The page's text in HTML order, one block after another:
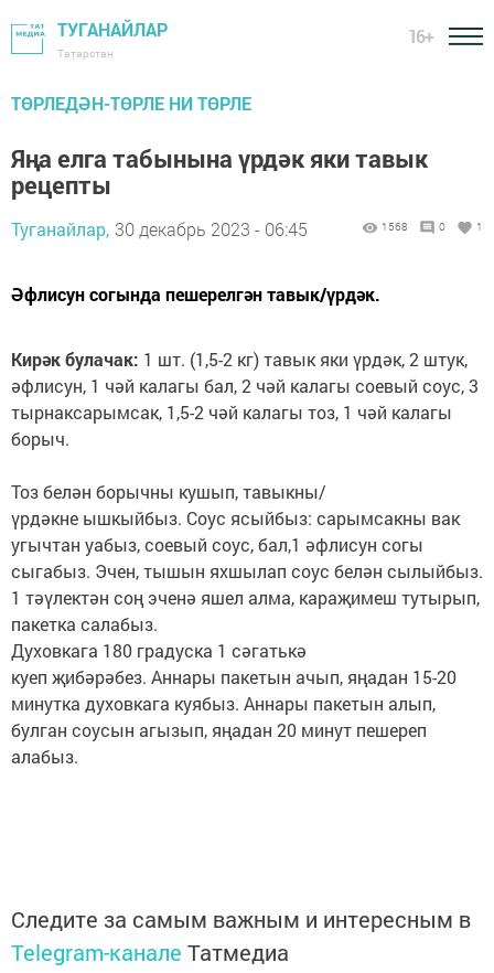
ТУГАНАЙЛАР
Татарстан
16+
ТӨРЛЕДӘН-ТӨРЛЕ НИ ТӨРЛЕ
Яңа елга табынына үрдәк яки тавык
рецепты
Туганайлар, 30 декабрь 2023 - 06:45 1568 0 1
Әфлисун согында пешерелгән тавык/үрдәк.
Кирәк булачак: 1 шт. (1,5-2 кг) тавык яки үрдәк, 2 штук,
әфлисун, 1 чәй калагы бал, 2 чәй калагы соевый соус, 3
тырнаксарымсак, 1,5-2 чәй калагы тоз, 1 чәй калагы
борыч.
Тоз белән борычны кушып, тавыкны/
үрдәкне ышкыйбыз. Соус ясыйбыз: сарымсакны вак
угычтан уабыз, соевый соус, бал,1 әфлисун согы
сыгабыз. Эчен, тышын яхшылап соус белән сылыйбыз.
1 тәүлектән соң эченә яшел алма, караҗимеш тутырып,
пакетка салабыз.
Духовкага 180 градуска 1 сәгатькә
куеп җибәрәбез. Аннары пакетын ачып, яңадан 15-20
минутка духовкага куябыз. Аннары пакетын алып,
булган соусын агызып, яңадан 20 минут пешереп
алабыз.
Следите за самым важным и интересным в
Telegram-канале Татмедиа